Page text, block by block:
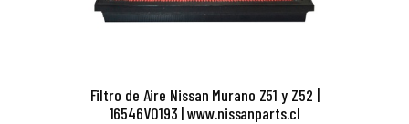
Filtro de Aire Nissan Murano Z51 y Z52 |
16546V0193 | www.nissanparts.cl